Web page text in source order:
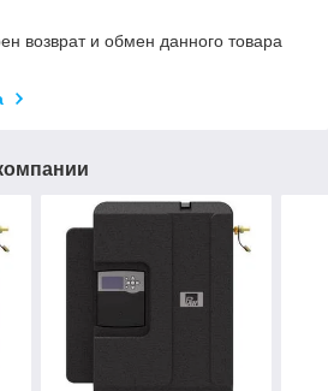
возврат и обмен данного товара